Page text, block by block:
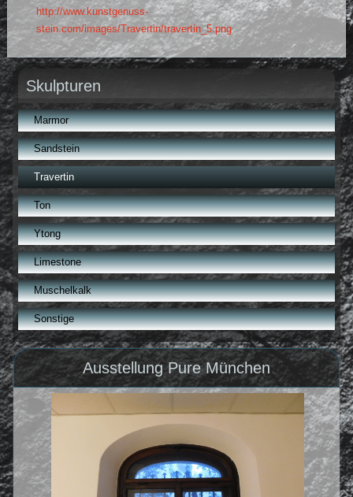
http://www.kunstgenuss-
stein.com/images/Travertin/travertin_5.png
Skulpturen
Marmor
Sandstein
Travertin
Ton
Ytong
Limestone
Muschelkalk
Sonstige
Ausstellung Pure München